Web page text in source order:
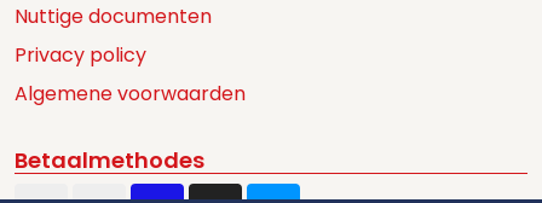
Nuttige documenten
Privacy policy
Algemene voorwaarden
Betaalmethodes